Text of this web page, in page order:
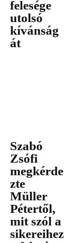
felesége
utolsó
kívánság
át
Szabó
Zsófi
megkérde
zte
Müller
Pétertől,
mit szól a
sikereihez